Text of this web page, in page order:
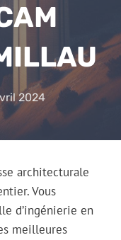
2024
architecturale
Vous
d’ingénierie en
meilleures